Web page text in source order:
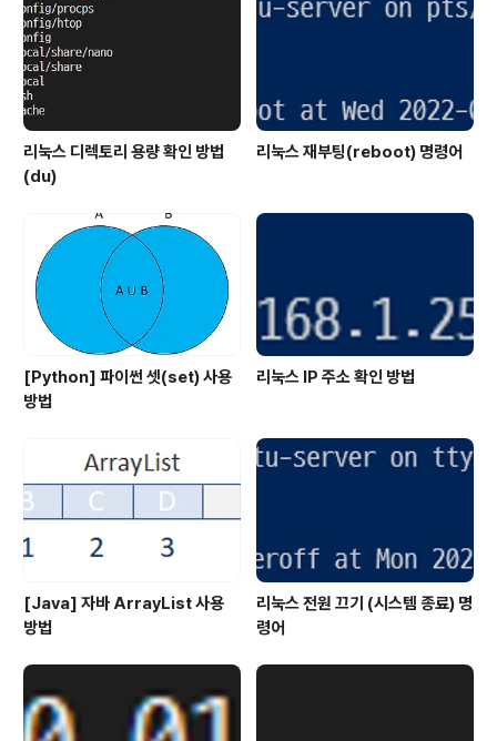
d/details.aspx?id=1639설치된 OS가 x86, x64인지
확인하고 OS에 맞..
리눅스 디렉토리 용량 확인 방법
(du)
리눅스 재부팅(reboot) 명령어
[Python] 파이썬 셋(set) 사용
방법
리눅스 IP 주소 확인 방법
[Java] 자바 ArrayList 사용
방법
리눅스 전원 끄기 (시스템 종료) 명
령어